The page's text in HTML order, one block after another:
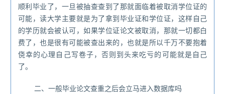
顺利毕业了，一旦被抽查查到了那就面临着被取消学位证的
可能，读大学主要就是为了拿到毕业证和学位证，这样自己
的学历就会被认可，如果学位证论文被取消，那就一切都白
费了，也是很有可能被查出来的，也就是所以千万不要抱着
侥幸的心理自己写卷子，否则到头来吃亏的可能就是自己
了。
二、一般毕业论文查重之后会立马进入数据库吗